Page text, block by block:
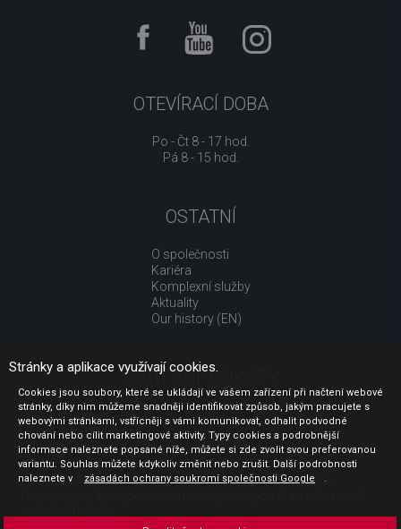
OTEVÍRACÍ DOBA
Po - Čt 8 - 17 hod.
Pá 8 - 15 hod.
OSTATNÍ
O společnosti
Kariéra
Komplexní služby
Aktuality
Our history (EN)
UŽITEČNÉ ODKAZY
Jak nakupovat
Obchodní podmínky
GDPR - ochrana osobních údajů
Profil zadavatele
Sdělení před uzavřením kupní smlouvy pro spotřebitele
Stránky a aplikace využívají cookies.
Cookies jsou soubory, které se ukládají ve vašem zařízení při načtení webové
stránky, díky nim můžeme snadněji identifikovat způsob, jakým pracujete s
webovými stránkami, vstřícněji s vámi komunikovat, odhalit podvodné
chování nebo cílit marketingové aktivity. Typy cookies a podrobnější
informace naleznete popsané níže, můžete si zde zvolit svou preferovanou
variantu. Souhlas můžete kdykoliv změnit nebo zrušit. Další podrobnosti
naleznete v
zásadách ochrany soukromí společnosti Google .